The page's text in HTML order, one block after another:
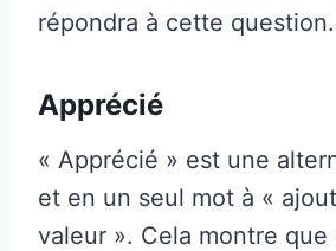
répondra à cette question.
Apprécié
« Apprécié » est une
et en un seul mot à «
valeur ». Cela montre